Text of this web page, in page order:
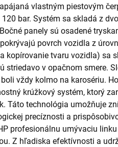
vlastným piestovým
bar. Systém sa skladá z
panely sú osadené
povrch vozidla z
kopírovanie tvaru vozidla) sa
striedavo v opačnom smere.
vždy kolmo na karosériu.
krúžkový systém, ktorý
Táto technológia umožňuje
precíznosti a
profesionálnu umývaciu
Z hľadiska efektívnosti a